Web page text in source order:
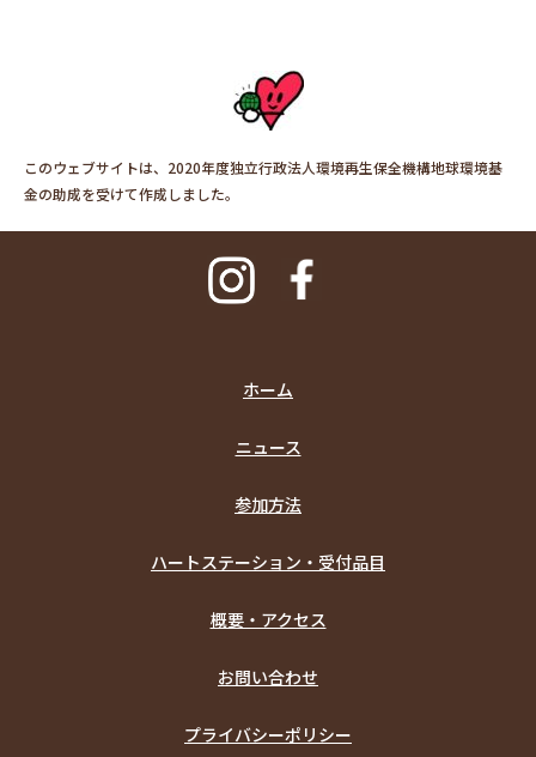
このウェブサイトは、2020年度独立行政法人環境再生保全機構地球環境基
金の助成を受けて作成しました。
ホーム
ニュース
参加方法
ハートステーション・受付品目
概要・アクセス
お問い合わせ
プライバシーポリシー